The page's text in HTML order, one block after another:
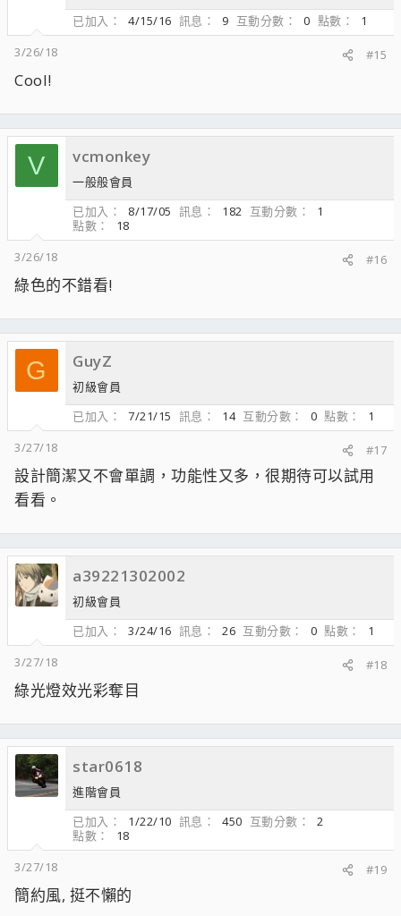
已加入
4/15/16 訊息 9 互動分數 0 點數
1
3/26/18
#15
Cool!
V vcmonkey
一般般會員
已加入
8/17/05 訊息 182 互動分數
1
點數
18
3/26/18
#16
綠色的不錯看!
G GuyZ
初級會員
已加入
7/21/15 訊息 14 互動分數 0 點數
1
3/27/18
#17
設計簡潔又不會單調，功能性又多，很期待可以試用
看看。
a39221302002
初級會員
已加入
3/24/16 訊息 26 互動分數 0 點數
1
3/27/18
#18
綠光燈效光彩奪目
star0618
進階會員
已加入
1/22/10 訊息 450 互動分數
2
點數
18
3/27/18
#19
簡約風, 挺不懶的